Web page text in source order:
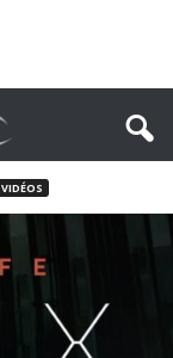
VIDÉOS